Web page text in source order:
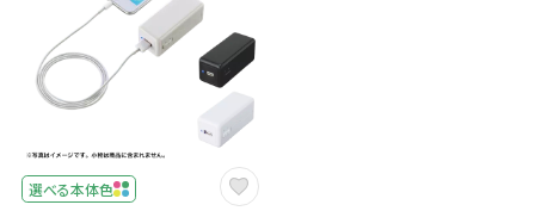
選べる本体色